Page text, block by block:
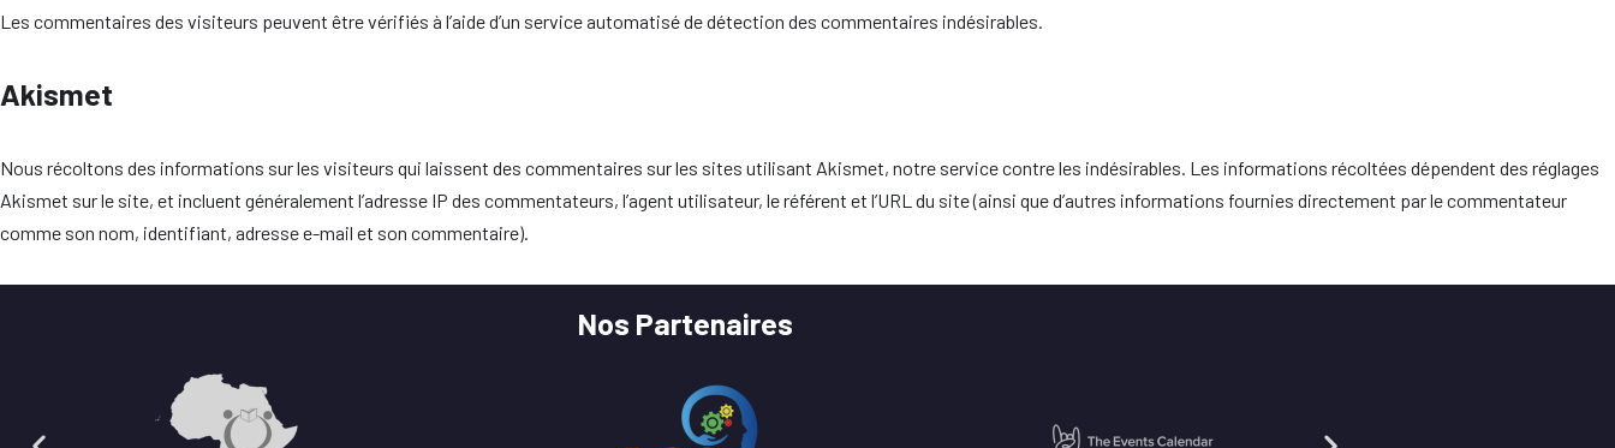
Les commentaires des visiteurs peuvent être vérifiés à l’aide d’un service automatisé de détection des commentaires indésirables.
Akismet
Nous récoltons des informations sur les visiteurs qui laissent des commentaires sur les sites utilisant Akismet, notre service contre les indésirables. Les informations récoltées dépendent des réglages
Akismet sur le site, et incluent généralement l’adresse IP des commentateurs, l’agent utilisateur, le référent et l’URL du site (ainsi que d’autres informations fournies directement par le commentateur
comme son nom, identifiant, adresse e-mail et son commentaire).
Nos Partenaires